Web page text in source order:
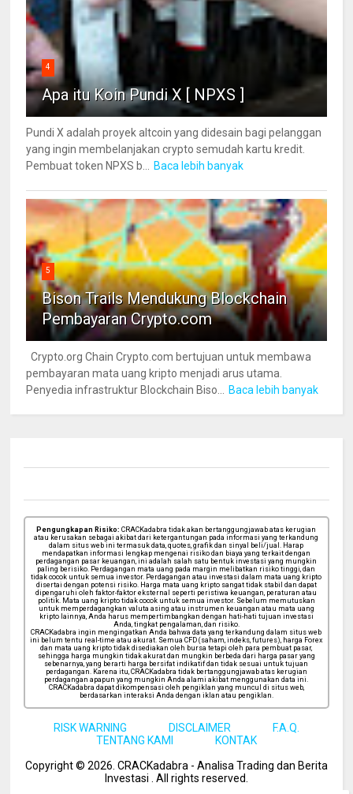
4
Apa itu Koin Pundi X [ NPXS ]
Pundi X adalah proyek altcoin yang didesain bagi pelanggan
yang ingin membelanjakan crypto semudah kartu kredit.
Pembuat token NPXS b...
Baca lebih banyak
5
Bison Trails Mendukung Blockchain
Pembayaran Crypto.com
Crypto.org Chain Crypto.com bertujuan untuk membawa
pembayaran mata uang kripto menjadi arus utama.
Penyedia infrastruktur Blockchain Biso...
Baca lebih banyak
Pengungkapan Risiko: CRACKadabra tidak akan bertanggungjawab atas kerugian
atau kerusakan sebagai akibat dari ketergantungan pada informasi yang terkandung
dalam situs web ini termasuk data, quotes, grafik dan sinyal beli/jual. Harap
mendapatkan informasi lengkap mengenai risiko dan biaya yang terkait dengan
perdagangan pasar keuangan, ini adalah salah satu bentuk investasi yang mungkin
paling berisiko. Perdagangan mata uang pada margin melibatkan risiko tinggi, dan
tidak cocok untuk semua investor. Perdagangan atau investasi dalam mata uang kripto
disertai dengan potensi risiko. Harga mata uang kripto sangat tidak stabil dan dapat
dipengaruhi oleh faktor-faktor eksternal seperti peristiwa keuangan, peraturan atau
politik. Mata uang kripto tidak cocok untuk semua investor. Sebelum memutuskan
untuk memperdagangkan valuta asing atau instrumen keuangan atau mata uang
kripto lainnya, Anda harus mempertimbangkan dengan hati-hati tujuan investasi
Anda, tingkat pengalaman, dan risiko.
CRACKadabra ingin mengingatkan Anda bahwa data yang terkandung dalam situs web
ini belum tentu real-time atau akurat. Semua CFD (saham, indeks, futures), harga Forex
dan mata uang kripto tidak disediakan oleh bursa tetapi oleh para pembuat pasar,
sehingga harga mungkin tidak akurat dan mungkin berbeda dari harga pasar yang
sebenarnya, yang berarti harga bersifat indikatif dan tidak sesuai untuk tujuan
perdagangan. Karena itu, CRACKadabra tidak bertanggungjawab atas kerugian
perdagangan apapun yang mungkin Anda alami akibat menggunakan data ini.
CRACKadabra dapat dikompensasi oleh pengiklan yang muncul di situs web,
berdasarkan interaksi Anda dengan iklan atau pengiklan.
RISK WARNING DISCLAIMER
F.A.Q.
TENTANG KAMI
KONTAK
Copyright © 2026 . CRACKadabra - Analisa Trading dan Berita
Investasi . All rights reserved.